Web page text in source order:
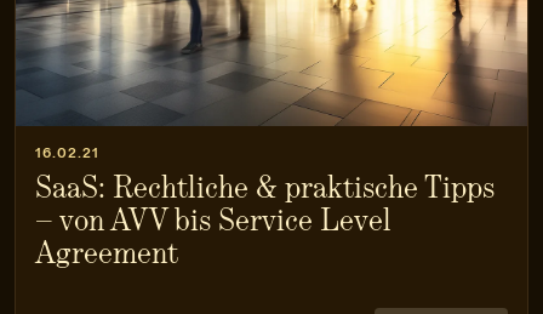
16.02.21
SaaS: Rechtliche & praktische Tipps
– von AVV bis Service Level
Agreement